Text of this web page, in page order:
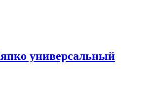
универсальный